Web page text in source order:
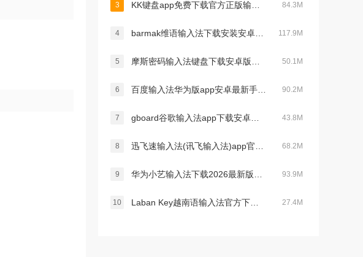
3 84.3M
4 117.9M
5 50.1M
6 90.2M
7 43.8M
8 68.2M
9 93.9M
10 27.4M